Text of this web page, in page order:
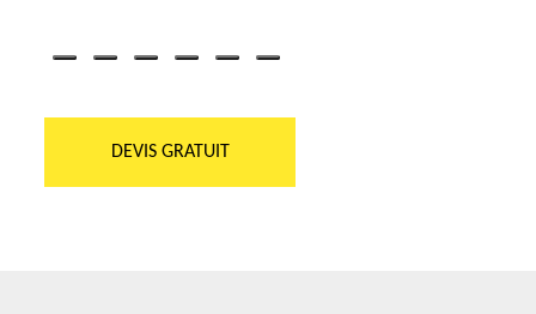
DEVIS GRATUIT